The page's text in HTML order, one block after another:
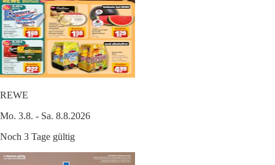
REWE
Mo. 3.8. - Sa. 8.8.2026
Noch 3 Tage gültig